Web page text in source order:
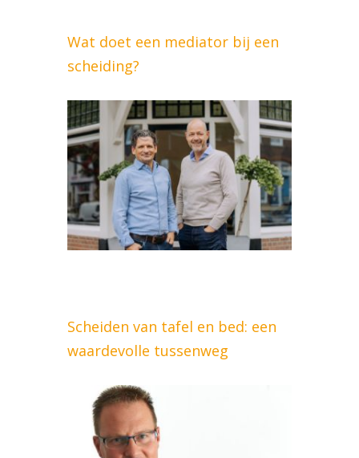
Wat doet een mediator bij een
scheiding?
Scheiden van tafel en bed: een
waardevolle tussenweg